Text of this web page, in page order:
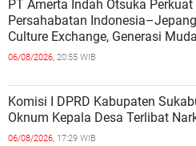
PT Amerta Indah Otsuka Perkuat
Persahabatan
Culture Exchange, Generasi
Wujudkan Masa Depan
06/08/2026, 20:55 WIB
Komisi I DPRD Kabupaten
Oknum Kepala Desa Terlibat
06/08/2026, 17:29 WIB